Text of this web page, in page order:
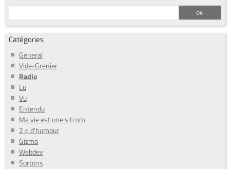
Catégories
General
Vide-Grenier
Radio
Lu
Vu
Entendu
Ma vie est une sitcom
2 ¢ d'humour
Gizmo
Webdev
Sortons